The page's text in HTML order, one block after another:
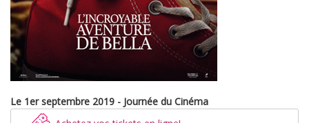
Le 1er septembre 2019 - Journée du Cinéma